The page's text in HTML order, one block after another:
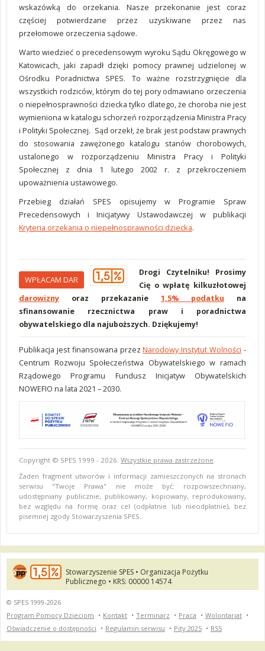
wskazówką do orzekania. Nasze przekonanie jest coraz
częściej potwierdzane przez uzyskiwane przez nas
przełomowe orzeczenia sądowe.
Warto wiedzieć o precedensowym wyroku Sądu Okręgowego w
Katowicach, jaki zapadł dzięki pomocy prawnej udzielonej w
Ośrodku Poradnictwa SPES. To ważne rozstrzygnięcie dla
wszystkich rodziców, którym do tej pory odmawiano orzeczenia
o niepełnosprawności dziecka tylko dlatego, że choroba nie jest
wymieniona w katalogu schorzeń rozporządzenia Ministra Pracy
i Polityki Społecznej. Sąd orzekł, że brak jest podstaw prawnych
do stosowania zawężonego katalogu stanów chorobowych,
ustalonego w rozporządzeniu Ministra Pracy i Polityki
Społecznej z dnia 1 lutego 2002 r. z przekroczeniem
upoważnienia ustawowego.
Przebieg działań SPES opisujemy w Programie Spraw
Precedensowych i Inicjatywy Ustawodawczej w publikacji
Kryteria orzekania o niepełnosprawności dziecka.
WPŁACAM DAR
Drogi Czytelniku! Prosimy
Cię o wpłatę kilkuzłotowej
darowizny oraz przekazanie 1,5% podatku na
sfinansowanie rzecznictwa praw i poradnictwa
obywatelskiego dla najuboższych. Dziękujemy!
Publikacja jest finansowana przezNarodowy Instytut Wolności -
Centrum Rozwoju Społeczeństwa Obywatelskiego w ramach
Rządowego Programu Fundusz Inicjatyw Obywatelskich
NOWEFIO na lata 2021 – 2030.
Copyright © SPES 1999 - 2026. Wszystkie prawa zastrzeżone.
Żaden fragment utworów i informacji zamieszczonych na stronach
serwisu "Twoje Prawa" nie może być: rozpowszechniany,
udostępniany publicznie, publikowany, kopiowany, reprodukowany,
bez względu na formę oraz cel (odpłatnie lub nieodpłatnie), bez
pisemnej zgody Stowarzyszenia SPES.
Stowarzyszenie SPES • Organizacja Pożytku
Publicznego • KRS: 00000 14574
© SPES 1999-2026
Program Pomocy Dzieciom • Kontakt • Terminarz • Praca • Wolontariat •
Oświadczenie o dostępności • Regulamin serwisu • Pity 2025 • RSS